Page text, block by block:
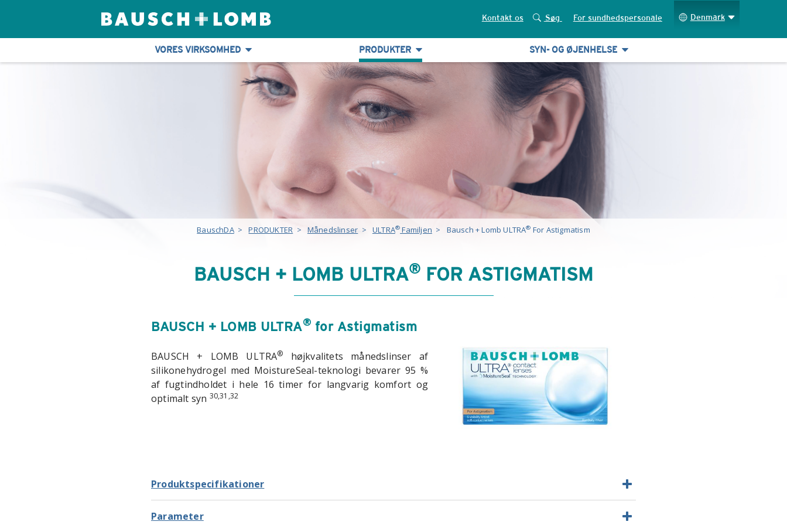
Kontakt os Søg For sundhedspersonale Denmark
VORES VIRKSOMHED PRODUKTER SYN- OG ØJENHELSE
BauschDA> PRODUKTER > Månedslinser > ULTRA® Familjen > Bausch + Lomb ULTRA® For Astigmatism
BAUSCH + LOMB ULTRA® FOR ASTIGMATISM
BAUSCH + LOMB ULTRA® for Astigmatism
BAUSCH + LOMB ULTRA®
højkvalitets månedslinser af
silikonehydrogel med MoistureSeal-teknologi bevarer 95 %
af fugtindholdet i hele 16 timer for langvarig komfort og
optimalt syn 30,31,32
Produktspecifikationer
Parameter